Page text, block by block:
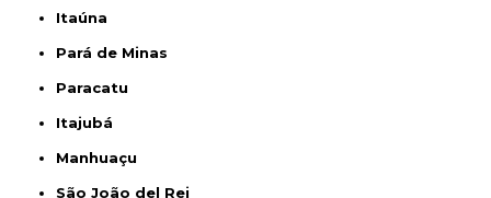
Itaúna
Pará de Minas
Paracatu
Itajubá
Manhuaçu
São João del Rei